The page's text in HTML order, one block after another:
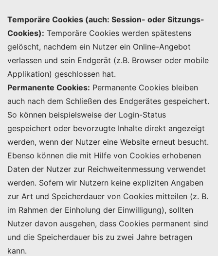
Temporäre Cookies (auch: Session- oder Sitzungs-
Cookies): Temporäre Cookies werden spätestens
gelöscht, nachdem ein Nutzer ein Online-Angebot
verlassen und sein Endgerät (z.B. Browser oder mobile
Applikation) geschlossen hat.
Permanente Cookies: Permanente Cookies bleiben
auch nach dem Schließen des Endgerätes gespeichert.
So können beispielsweise der Login-Status
gespeichert oder bevorzugte Inhalte direkt angezeigt
werden, wenn der Nutzer eine Website erneut besucht.
Ebenso können die mit Hilfe von Cookies erhobenen
Daten der Nutzer zur Reichweitenmessung verwendet
werden. Sofern wir Nutzern keine expliziten Angaben
zur Art und Speicherdauer von Cookies mitteilen (z. B.
im Rahmen der Einholung der Einwilligung), sollten
Nutzer davon ausgehen, dass Cookies permanent sind
und die Speicherdauer bis zu zwei Jahre betragen
kann.